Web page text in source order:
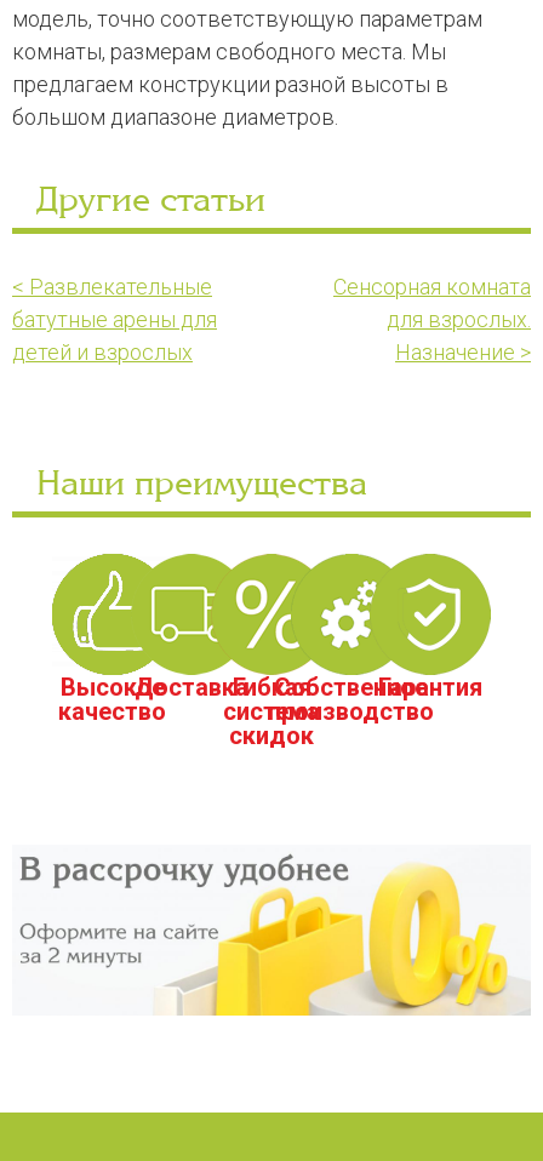
модель, точно соответствующую параметрам
комнаты, размерам свободного места. Мы
предлагаем конструкции разной высоты в
большом диапазоне диаметров.
Другие статьи
< Развлекательные
батутные арены для
детей и взрослых
Сенсорная комната
для взрослых.
Назначение >
Наши преимущества
Высокое
качество
ДоставкаГибкая
система
скидок
Собственное
производство
Гарантия